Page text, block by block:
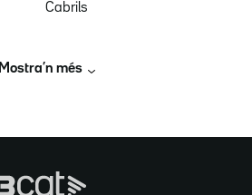
Cabrils
Mostra’n més